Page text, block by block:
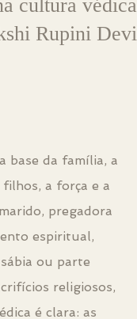
cultura védica
Rupini Devi
a força e a
pregadora
espiritual,
ou parte
religiosos,
é clara: as